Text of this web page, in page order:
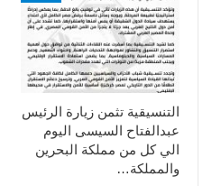
التنسيقية تثمن زيارة الرئيس
عبدالفتاح السيسى اليوم
الي كل من مملكة البحرين
والمملكة…